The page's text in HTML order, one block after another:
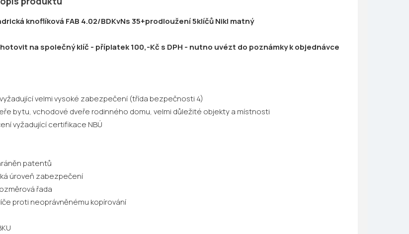
knoflíková FAB 4.02/BDKvNs 35+prodloužení 5klíčů Nikl matný
na společný klíč - příplatek 100,-Kč s DPH - nutno uvézt do poznámky k objednávce
velmi vysoké zabezpečení (třída bezpečnosti 4)
bytu, vchodové dveře rodinného domu, velmi důležité objekty a místnosti
vyžadující certifikace NBÚ
patentů
úroveň zabezpečení
řada
proti neoprávněnému kopírování